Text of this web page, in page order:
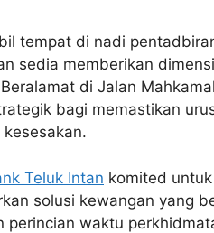
tempat di nadi
sedia memberikan
di Jalan
bagi memastikan
Teluk Intan komited
solusi kewangan yang
perincian waktu